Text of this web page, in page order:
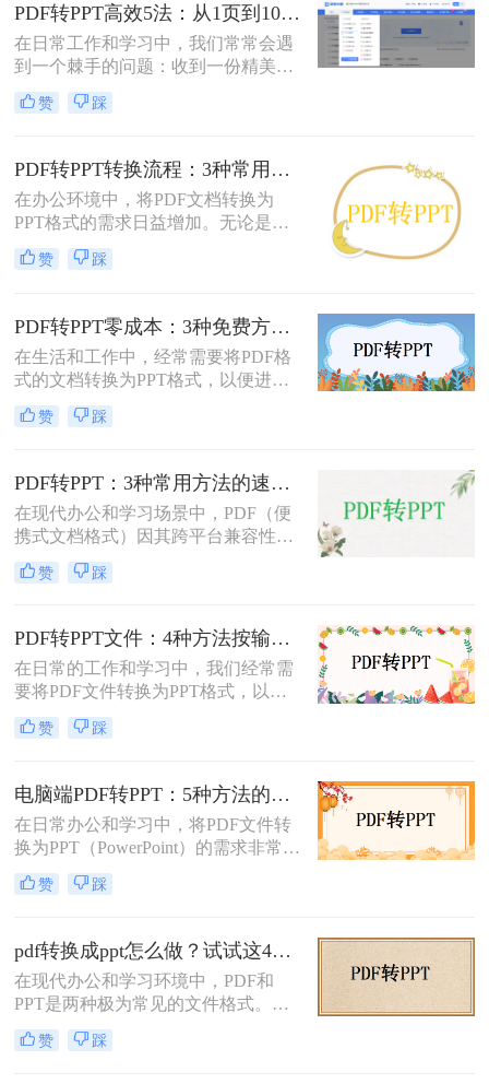
会议汇报。然而，由于PDF格式本身
是为了稳定显示而非编辑而设计的，
这项转换工作常常伴随着格式错乱、
排版混乱、图片丢失等“车祸现场”。
PDF转PPT高效5法：从1页到100页，方法选择差异很大！
在日常工作和学习中，我们常常会遇
到一个棘手的问题：收到一份精美的
PDF文件，却需要将其内容用于自己
的PPT演示文稿中。PDF因其格式固
它“只读”的特性也使其内容难以直接
编辑和复用。此时，将PDF转换为可
编辑的PPT就成了一个刚性需求。
赞 踩
PDF转PPT转换流程：3种常用方法的速度和精度对比！
在办公环境中，将PDF文档转换为
PPT格式的需求日益增加。无论是为
了更好地展示信息，还是为了便于编
辑内容，掌握几种有效的PDF转PPT
怎么转换呢？本文将介绍三种常用的
方法来实现这一转换。
赞 踩
PDF转PPT零成本：3种免费方案的实际效果和隐藏限制！
在生活和工作中，经常需要将PDF格
式的文档转换为PPT格式，以便进行
演示和讲解。然而，一些专业的PDF
转PPT软件可能需要付费购买。那么
介绍三种不需要花钱就能将PDF转换
成PPT的方法。
赞 踩
PDF转PPT：3种常用方法的速度对比和适用文件类型！
在现代办公和学习场景中，PDF（便
携式文档格式）因其跨平台兼容性和
内容稳定性而广泛使用。然而，在某
些情况下，我们可能需要将PDF文件
以便于编辑、演示或分享。那么PDF
如何转ppt呢？本文将详细介绍几种常
用的PDF转PPT的方法。
赞 踩
PDF转PPT文件：4种方法按输出格式（pptx/ppt）和页数选择!
在日常的工作和学习中，我们经常需
要将PDF文件转换为PPT格式，以便
进行演示或编辑。那么如何将pdf转换
成ppt文件呢？本文将介绍四种常用的
赞 踩
电脑端PDF转PPT：5种方法的安装配置和操作差异！
在日常办公和学习中，将PDF文件转
换为PPT（PowerPoint）的需求非常普
遍。无论是为了制作演示文稿、分享
资料还是教学用途，掌握高效的PDF
脑pdf如何转化为ppt呢？本文将详细
介绍五种将PDF转换成PPT的方法，
帮助您轻松应对各种需求。
赞 踩
pdf转换成ppt怎么做？试试这4个转换方法！
在现代办公和学习环境中，PDF和
PPT是两种极为常见的文件格式。
PDF文件因其出色的稳定性和兼容性
而被广泛用于文档分享和存储，而
赞 踩